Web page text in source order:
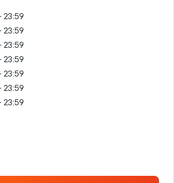
23:59
23:59
23:59
23:59
23:59
23:59
23:59